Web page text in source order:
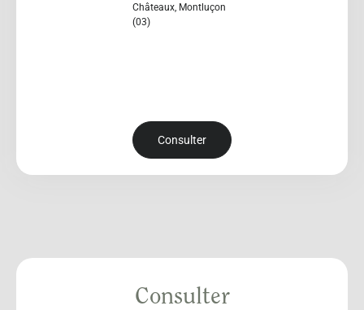
Châteaux, Montluçon
(03)
Consulter
Consulter